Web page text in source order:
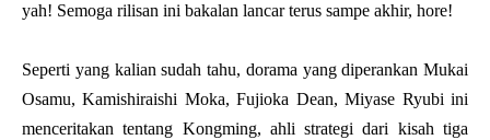
yah! Semoga rilisan ini bakalan lancar terus sampe akhir, hore!
Seperti yang kalian sudah tahu, dorama yang diperankan Mukai
Osamu, Kamishiraishi Moka, Fujioka Dean, Miyase Ryubi ini
menceritakan tentang Kongming, ahli strategi dari kisah tiga